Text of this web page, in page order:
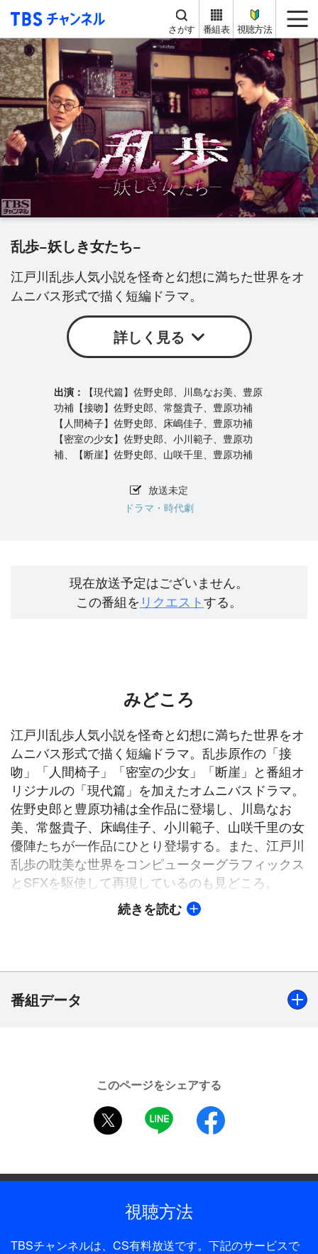
TBS チャンネル
さがす 番組表 視聴方法
乱歩−妖しき女たち−
江戸川乱歩人気小説を怪奇と幻想に満ちた世界をオ
ムニバス形式で描く短編ドラマ。
詳しく見る
【現代篇】佐野史郎、川島なお美、豊原
功補【接吻】佐野史郎、常盤貴子、豊原功補
【人間椅子】佐野史郎、床嶋佳子、豊原功補
【密室の少女】佐野史郎、小川範子、豊原功
補、【断崖】佐野史郎、山咲千里、豊原功補
放送未定
ドラマ・時代劇
現在放送予定はございません。
この番組を リクエストする。
みどころ
江戸川乱歩人気小説を怪奇と幻想に満ちた世界をオ
ムニバス形式で描く短編ドラマ。乱歩原作の「接
吻」「人間椅子」「密室の少女」「断崖」と番組オ
リジナルの「現代篇」を加えたオムニバスドラマ。
佐野史郎と豊原功補は全作品に登場し、川島なお
美、常盤貴子、床嶋佳子、小川範子、山咲千里の女
優陣たちが一作品にひとり登場する。また、江戸川
乱歩の耽美な世界をコンピューターグラフィックス
とSFXを駆使して再現しているのも見どころ。
妻が浮気しているのではと疑い増岡は尾行を決意す
るが…。【接吻】新婚の宗三（佐野）は妻・お花
（常盤貴子）を驚かせようと自宅に忍び込むが、お
手紙には自分が中に入れる人間椅子を作り、多くの
人の体の感触を味わい、今は佳子の目の前にあるの
だと…。【密室の少女】殺人鬼・奥村源造（豊原功
補）のアジトに幽閉された明智小五郎（佐野）は源
るが…。【断崖】斉藤（佐野）という男と結婚して
ている事を知り、先手を打って射殺する。正当防衛
続きを読む
番組データ
【現代篇】佐野史郎、川島なお美、豊原功補【接吻】佐野
子、豊原功補【密室の少女】佐野史郎、小川範子、豊原功
補、【断崖】佐野史郎、山咲千里、豊原功補
1994年
1話
このページをシェアする
twitter
LINE
視聴方法
TBSチャンネルは、CS有料放送です。下記のサービスで